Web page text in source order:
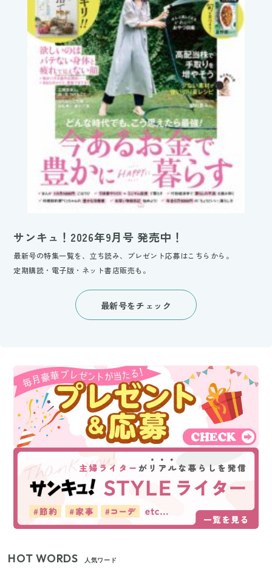
サンキュ！2026年9月号 発売中！
最新号の特集一覧を、立ち読み、プレゼント応募はこちらから。
定期購読・電子版・ネット書店販売も。
最新号をチェック
HOT WORDS 人気ワード